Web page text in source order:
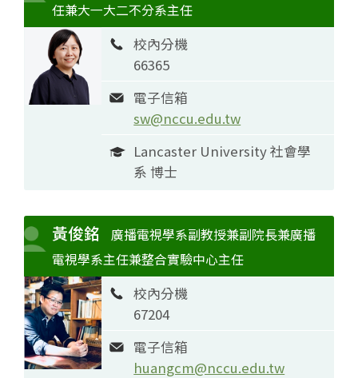
任兼大一大二不分系主任
校內分機
66365
電子信箱
sw@nccu.edu.tw
Lancaster University 社會學
系 博士
黃俊銘
廣播電視學系副教授兼副院長兼廣播
電視學系主任兼整合實驗中心主任
校內分機
67204
電子信箱
huangcm@nccu.edu.tw